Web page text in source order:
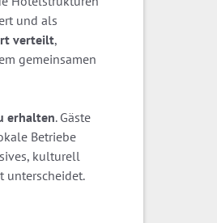
und als
verteilt,
gemeinsamen
erhalten. Gäste
Betriebe
kulturell
unterscheidet.